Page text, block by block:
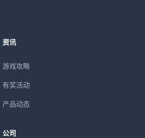
资讯
游戏攻略
有奖活动
产品动态
公司